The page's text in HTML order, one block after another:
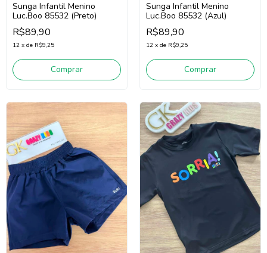
Sunga Infantil Menino
Luc.Boo 85532 (Preto)
R$89,90
12 x de R$9,25
Comprar
Sunga Infantil Menino
Luc.Boo 85532 (Azul)
R$89,90
12 x de R$9,25
Comprar